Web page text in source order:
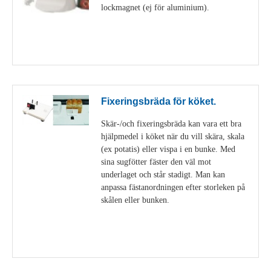
lockmagnet (ej för aluminium).
Fixeringsbräda för köket.
Skär-/och fixeringsbräda kan vara ett bra
hjälpmedel i köket när du vill skära, skala
(ex potatis) eller vispa i en bunke. Med
sina sugfötter fäster den väl mot
underlaget och står stadigt. Man kan
anpassa fästanordningen efter storleken på
skålen eller bunken.